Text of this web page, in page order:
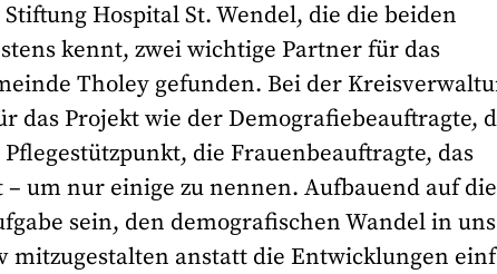
Hospital St. Wendel, die die beiden
kennt, zwei wichtige Partner für das
Tholey gefunden. Bei der
Projekt wie der Demografiebeauftragte,
die Frauenbeauftragte, das
um nur einige zu nennen. Aufbauend auf
sein, den demografischen Wandel in
mitzugestalten anstatt die Entwicklungen